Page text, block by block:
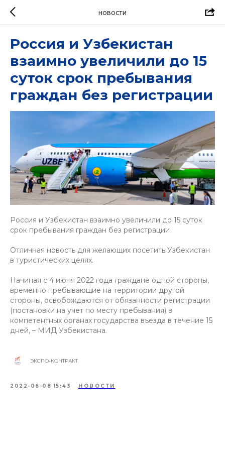
НОВОСТИ
Россия и Узбекистан
взаимно увеличили до 15
суток срок пребывания
граждан без регистрации
Россия и Узбекистан взаимно увеличили до 15 суток
срок пребывания граждан без регистрации
Отличная новость для желающих посетить Узбекистан
в туристических целях.
Начиная с 4 июня 2022 года граждане одной стороны,
временно пребывающие на территории другой
стороны, освобождаются от обязанности регистрации
(постановки на учет по месту пребывания) в
компетентных органах государства въезда в течение 15
дней, – МИД Узбекистана.
ЭКСПО-КОНТРАКТ
2022-06-08 15:43 НОВОСТИ